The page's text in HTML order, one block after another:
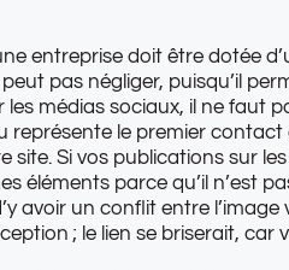
entreprise doit être dotée
pas négliger, puisqu’il
médias sociaux, il ne faut
le premier contact
site. Si vos publications sur
éléments parce qu’il n’est
avoir un conflit entre
; le lien se briserait, car